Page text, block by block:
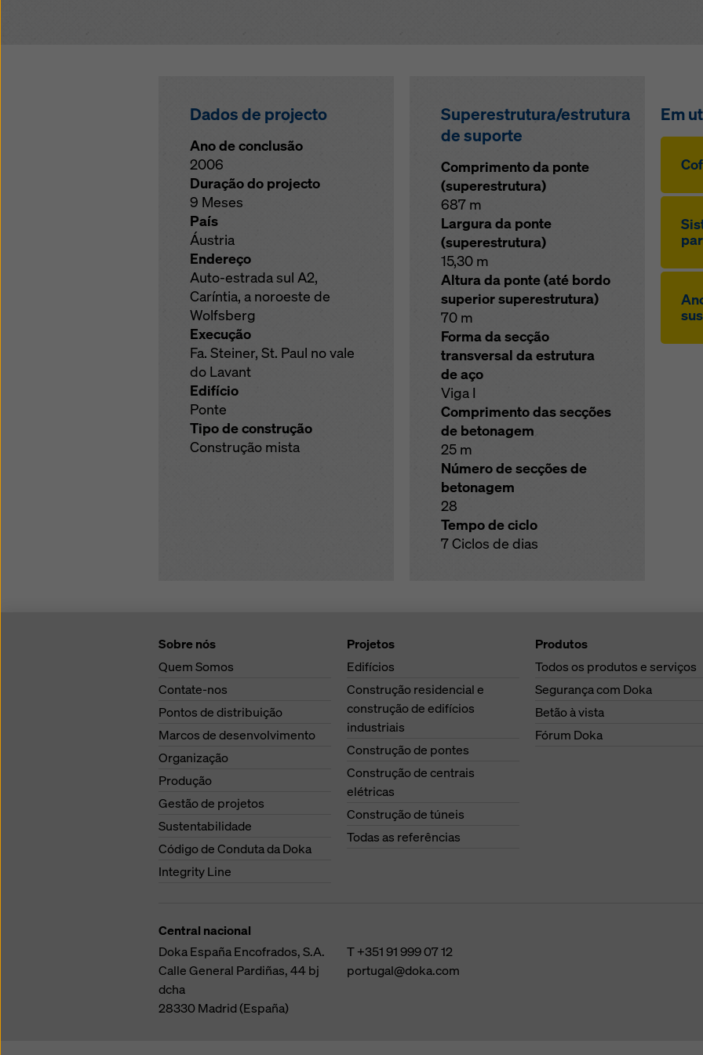
Dados de projecto
Ano de conclusão
2006
Duração do projecto
9 Meses
País
Áustria
Endereço
Auto-estrada sul A2,
Caríntia, a noroeste de
Wolfsberg
Execução
Fa. Steiner, St. Paul no vale
do Lavant
Edifício
Ponte
Tipo de construção
Construção mista
Superestrutura/estrutura
de suporte
Comprimento da ponte
(superestrutura)
687 m
Largura da ponte
(superestrutura)
15,30 m
Altura da ponte (até bordo
superior superestrutura)
70 m
Forma da secção
transversal da estrutura
de aço
Viga I
Comprimento das secções
de betonagem
25 m
Número de secções de
betonagem
28
Tempo de ciclo
7 Ciclos de dias
Em
Sobre nós
Quem Somos
Contate-nos
Pontos de distribuição
Marcos de desenvolvimento
Organização
Produção
Gestão de projetos
Sustentabilidade
Código de Conduta da Doka
Integrity Line
Projetos
Edifícios
Construção residencial e
construção de edifícios
industriais
Construção de pontes
Construção de centrais
elétricas
Construção de túneis
Todas as referências
Produtos
Todos os produtos e serviços
Segurança com Doka
Betão à vista
Fórum Doka
Central nacional
Doka España Encofrados, S.A.
Calle General Pardiñas, 44 bj
dcha
28330Madrid (España)
T+351 91 999 07 12
portugal@doka.com